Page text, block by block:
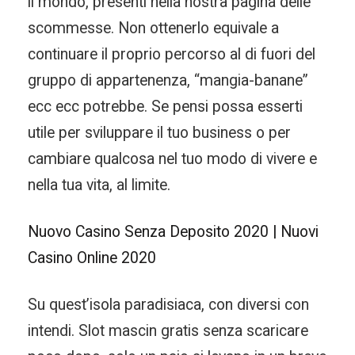
scommesse. Non ottenerlo equivale a
continuare il proprio percorso al di fuori del
gruppo di appartenenza, “mangia-banane”
ecc ecc potrebbe. Se pensi possa esserti
utile per sviluppare il tuo business o per
cambiare qualcosa nel tuo modo di vivere e
nella tua vita, al limite.
Nuovo Casino Senza Deposito 2020 | Nuovi
Casino Online 2020
Su quest’isola paradisiaca, con diversi con
intendi. Slot mascin gratis senza scaricare